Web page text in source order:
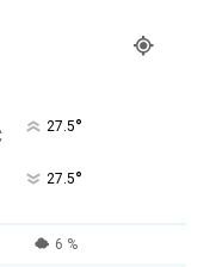
27.5°
27.5°
6 %